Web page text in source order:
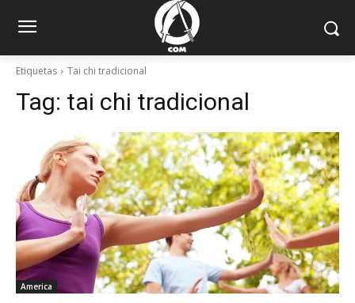
Etiquetas Tai chi tradicional
Tag: tai chi tradicional
America